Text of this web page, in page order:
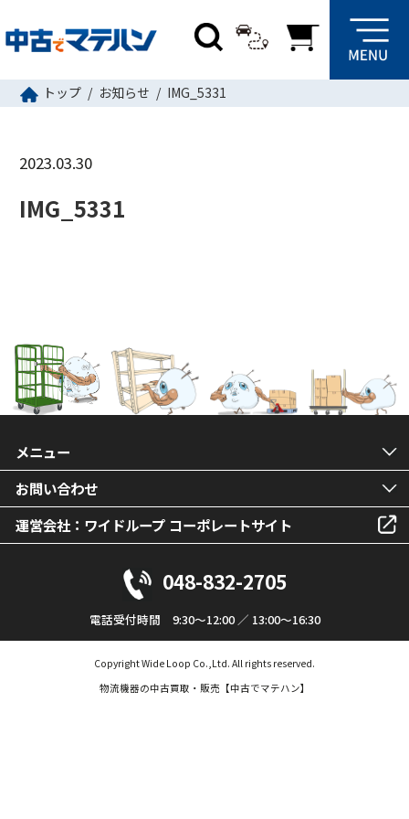
トップ お知らせ IMG_5331
2023.03.30
IMG_5331
メニュー
お問い合わせ
運営会社：ワイドループ コーポレートサイト
048-832-2705
電話受付時間 9:30～12:00 ／ 13:00～16:30
Copyright Wide Loop Co.,Ltd. All rights reserved.
物流機器の中古買取・販売【中古でマテハン】